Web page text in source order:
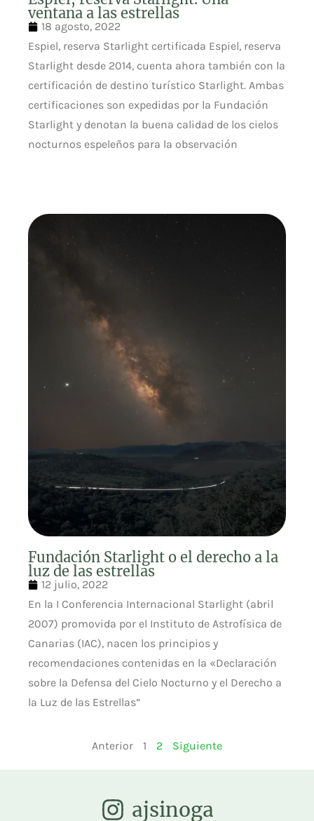
ventana a las estrellas
18 agosto, 2022
Espiel, reserva Starlight certificada Espiel, reserva
Starlight desde 2014, cuenta ahora también con la
certificación de destino turístico Starlight. Ambas
certificaciones son expedidas por la Fundación
Starlight y denotan la buena calidad de los cielos
nocturnos espeleños para la observación
Fundación Starlight o el derecho a la
luz de las estrellas
12 julio, 2022
En la I Conferencia Internacional Starlight (abril
2007) promovida por el Instituto de Astrofísica de
Canarias (IAC), nacen los principios y
recomendaciones contenidas en la «Declaración
sobre la Defensa del Cielo Nocturno y el Derecho a
la Luz de las Estrellas”
Anterior 1 2 Siguiente
ajsinoga